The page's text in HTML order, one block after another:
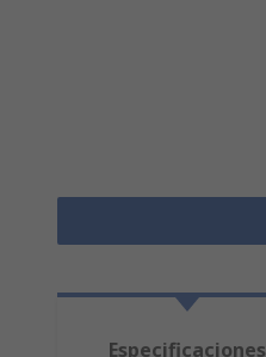
Especificaciones